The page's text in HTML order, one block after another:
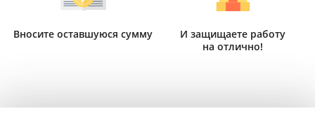
Вносите оставшуюся сумму
И защищаете работу
на отлично!